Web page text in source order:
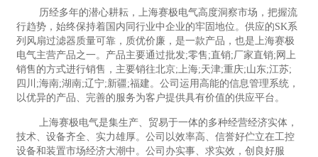
历经多年的潜心耕耘，上海赛极电气高度洞察市场，把握流
行趋势，始终保持着国内同行业中企业的牢固地位。供应的SK系
列风扇过滤器质量可靠，质优价廉，是一款产品，也是上海赛极
电气主营产品之一。产品主要通过批发;零售;直销;厂家直销;网上
销售的方式进行销售，主要销往北京;上海;天津;重庆;山东;江苏;
四川;海南;湖南;辽宁;新疆;福建。公司运用高能的信息管理系统，
以优异的产品、完善的服务为客户提供具有价值的供应平台。
上海赛极电气是集生产、贸易于一体的多种经营经济实体，
技术、设备齐全、实力雄厚。公司以效率高、信誉好伫立在工控
设备和装置市场经济大潮中。公司办实事、求实效，创良好服